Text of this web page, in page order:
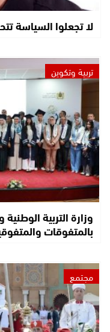
لا تجعلوا السياسة
تربية وتكوين
وزارة التربية
بالمتفوقات
مجتمع